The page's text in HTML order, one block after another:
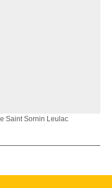
Saint Sornin Leulac